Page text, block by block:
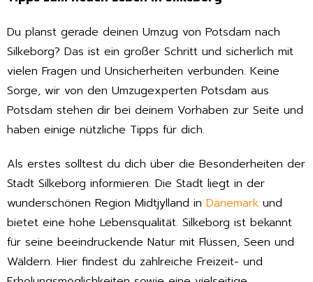
Du planst gerade deinen Umzug von Potsdam nach
Silkeborg? Das ist ein großer Schritt und sicherlich mit
vielen Fragen und Unsicherheiten verbunden. Keine
Sorge, wir von den Umzugexperten Potsdam aus
Potsdam stehen dir bei deinem Vorhaben zur Seite und
haben einige nützliche Tipps für dich.
Als erstes solltest du dich über die Besonderheiten der
Stadt Silkeborg informieren. Die Stadt liegt in der
wunderschönen Region Midtjylland in Dänemark und
bietet eine hohe Lebensqualität. Silkeborg ist bekannt
für seine beeindruckende Natur mit Flüssen, Seen und
Wäldern. Hier findest du zahlreiche Freizeit- und